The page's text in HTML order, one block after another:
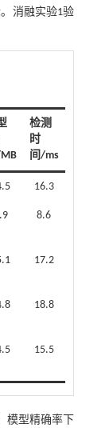
消融实验1验
检测
时
间/ms
16.3
8.6
17.2
18.8
15.5
模型精确率下